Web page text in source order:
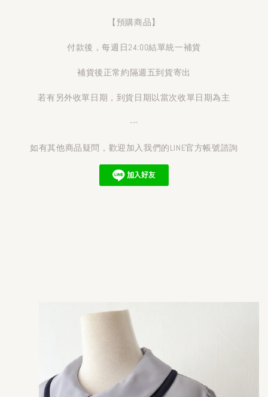
【預購商品】
付款後，每週日24:00結單統一補貨
補貨後正常約隔週五到貨寄出
若有另外收單日期，到貨日期以當次收單日期為主
---
如有其他商品疑問，歡迎加入我們的LINE官方帳號諮詢